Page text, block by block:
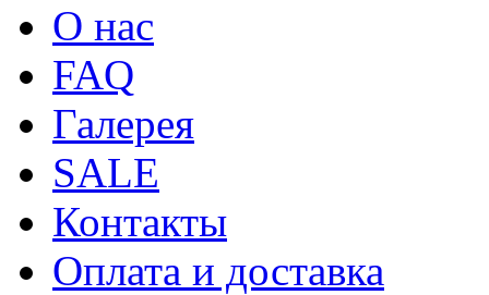
О нас
FAQ
Галерея
SALE
Контакты
Оплата и доставка